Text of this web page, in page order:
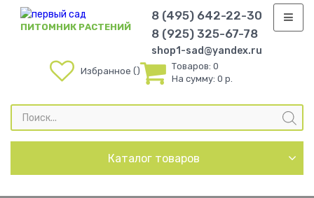
ПИТОМНИК РАСТЕНИЙ
8 (495) 642-22-30
8 (925) 325-67-78
shop1-sad@yandex.ru
Избранное Товаров: 0
На сумму: 0 р.
Поиск
товаров
Каталог товаров